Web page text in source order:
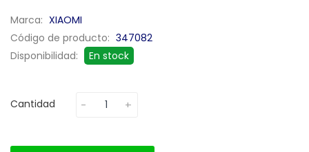
Marca: XIAOMI
Código de producto: 347082
Disponibilidad:
En stock
Cantidad